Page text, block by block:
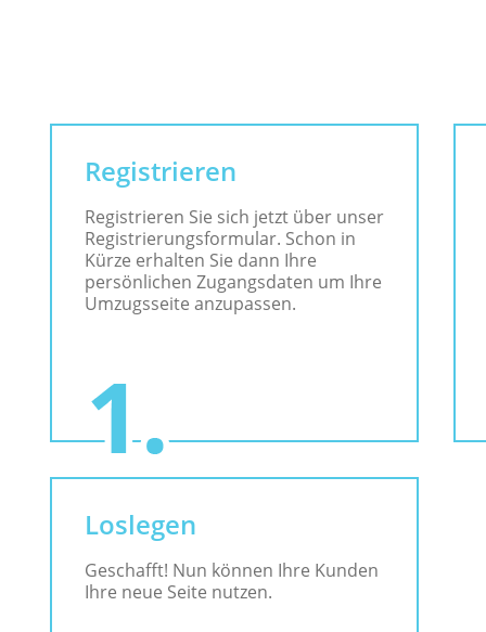
Registrieren
Registrieren Sie sich jetzt über unser
Registrierungsformular. Schon in
Kürze erhalten Sie dann Ihre
persönlichen Zugangsdaten um Ihre
Umzugsseite anzupassen.
Loslegen
Geschafft! Nun können Ihre Kunden
Ihre neue Seite nutzen.